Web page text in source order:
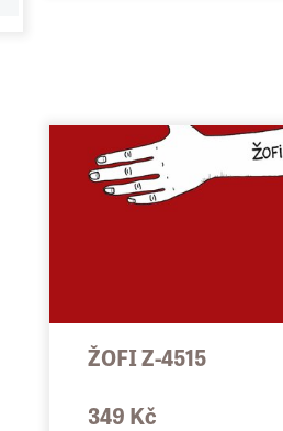
ŽOFI Z-4515
349 Kč